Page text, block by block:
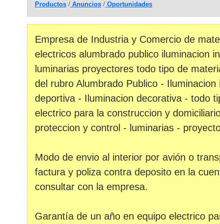
Productos / Anuncios / Oportunidades
Empresa de Industria y Comercio de
electricos alumbrado publico iluminacion
luminarias proyectores todo tipo de
del rubro Alumbrado Publico -
deportiva - Iluminacion decorativa - todo
electrico para la construccion y
proteccion y control - luminarias -
Modo de envio al interior por avión o
factura y poliza contra deposito en la
consultar con la empresa.
Garantía de un año en equipo electrico